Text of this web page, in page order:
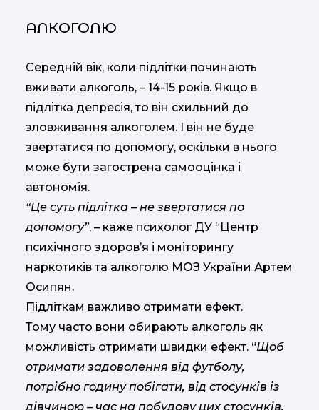
АЛКОГОЛЮ
Середній вік, коли підлітки починають
вживати алкоголь, – 14-15 років. Якщо в
підлітка депресія, то він схильний до
зловживання алкоголем. І він не буде
звертатися по допомогу, оскільки в нього
може бути загострена самооцінка і
автономія.
“Це суть підлітка – не звертатися по
допомогу”, – каже психолог ДУ “Центр
психічного здоров’я і моніторингу
наркотиків та алкоголю МОЗ України Артем
Осипян.
Підліткам важливо отримати ефект.
Тому часто вони обирають алкоголь як
можливість отримати швидки ефект. “Щоб
отримати задоволення від футболу,
потрібно годину побігати, від стосунків із
дівчиною – час на побудову цих стосунків.